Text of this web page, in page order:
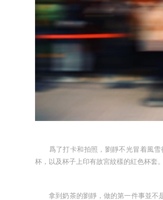
爲了打卡和拍照，劉靜不光冒着風雪
杯，以及杯子上印有故宮紋樣的紅色杯套。
拿到奶茶的劉靜，做的第一件事並不是